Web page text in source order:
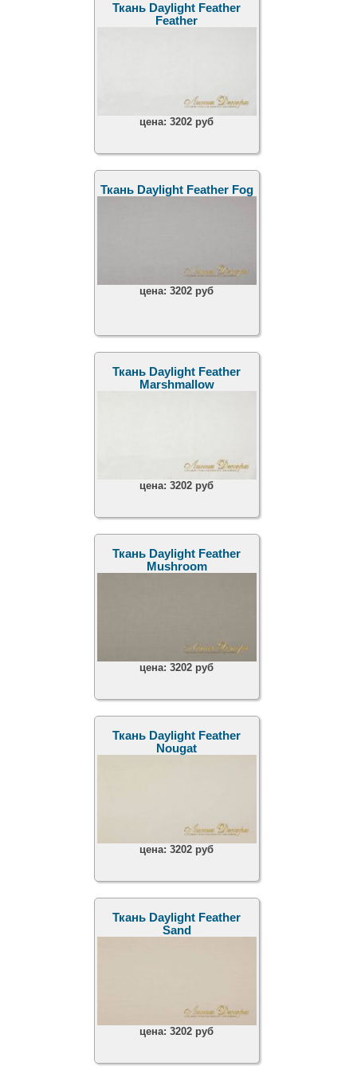
Ткань Daylight Feather
Feather
цена:3202 руб
Ткань Daylight Feather Fog
цена:3202 руб
Ткань Daylight Feather
Marshmallow
цена:3202 руб
Ткань Daylight Feather
Mushroom
цена:3202 руб
Ткань Daylight Feather
Nougat
цена:3202 руб
Ткань Daylight Feather
Sand
цена:3202 руб